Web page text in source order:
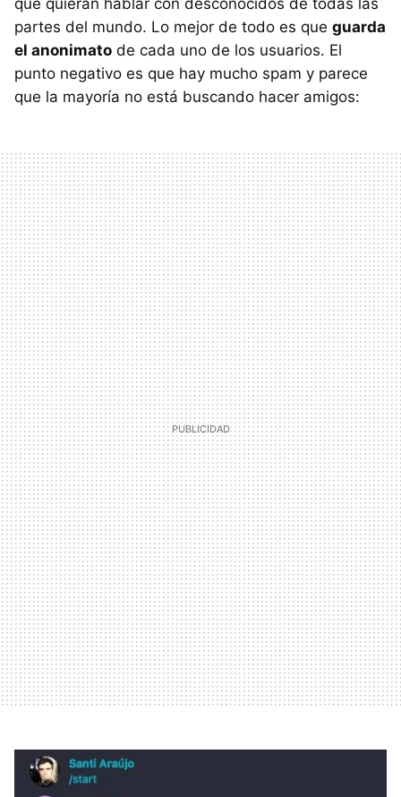
que quieran hablar con desconocidos de todas las
partes del mundo. Lo mejor de todo es que guarda
el anonimato de cada uno de los usuarios. El
punto negativo es que hay mucho spam y parece
que la mayoría no está buscando hacer amigos: